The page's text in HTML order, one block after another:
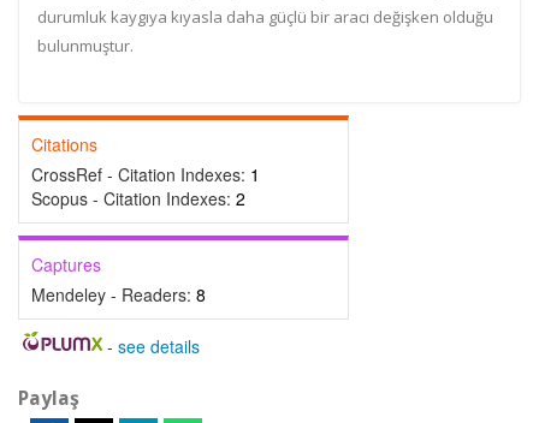
durumluk kaygıya kıyasla daha güçlü bir aracı değişken olduğu
bulunmuştur.
Citations
CrossRef - Citation Indexes: 1
Scopus - Citation Indexes: 2
Captures
Mendeley - Readers: 8
- see details
Paylaş